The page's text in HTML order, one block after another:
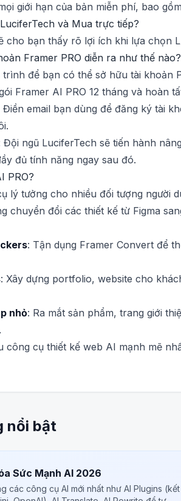
giới hạn của bản miễn phí, bao
và Mua trực tiếp?
cho bạn thấy rõ lợi ích khi lựa chọn
Framer PRO diễn ra như thế nào?
để bạn có thể sở hữu tài khoản
Framer AI PRO 12 tháng và hoàn
Điền email bạn dùng để đăng ký tài
Đội ngũ LuciferTech sẽ tiến hành
đủ tính năng ngay sau đó.
PRO?
lý tưởng cho nhiều đối tượng người
chuyển đổi các thiết kế từ Figma
: Tận dụng Framer Convert để
: Xây dựng portfolio, website cho
nhỏ: Ra mắt sản phẩm, trang giới
cụ thiết kế web AI mạnh mẽ
nổi bật
Sức Mạnh AI 2026
các công cụ AI mới nhất như AI Plugins (kết